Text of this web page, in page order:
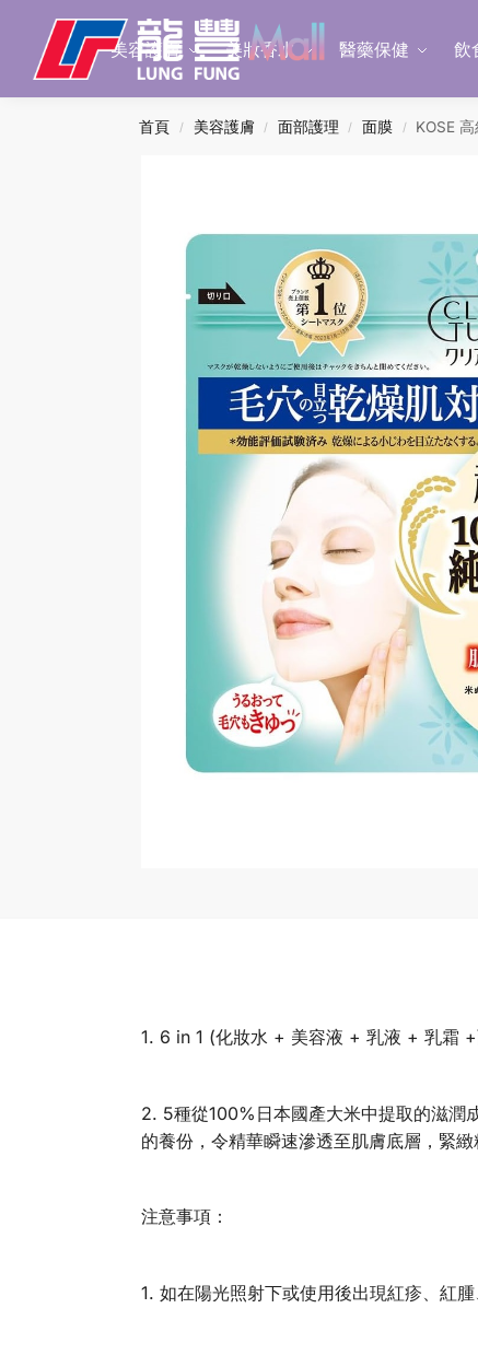
美容護膚 美妝香水 醫藥保健 飲
Search
首頁 / 美容護膚 / 面部護理 / 面膜 / KOSE
1. 6 in 1 (化妝水 + 美容液 + 乳液 + 乳霜
2. 5種從100%日本國產大米中提取的滋潤
的養份，令精華瞬速滲透至肌膚底層，緊緻
注意事項：
1. 如在陽光照射下或使用後出現紅疹、紅